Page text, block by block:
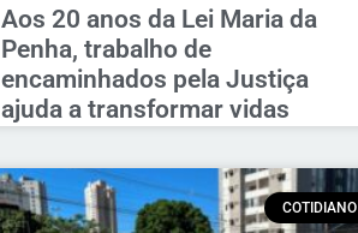
Aos 20 anos da Lei Maria da
Penha, trabalho de
encaminhados pela Justiça
ajuda a transformar vidas
COTIDIANO